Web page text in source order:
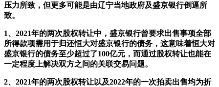
压力所致，但更多可能是由辽宁当地政府及盛京银行倒逼所
致。
1、2021年的两次股权转让中，盛京银行曾要求出售事项全部
所得款项需用于归还恒大对盛京银行的债务，这意味着恒大对
盛京银行的债务至少超过了100亿元，而通过股权转让也能在
一定程度上解决双方之间的关联交易问题。
2、2021年的两次股权转让以及2022年的一次拍卖出售均为折